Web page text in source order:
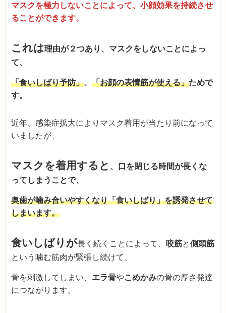
マスクを極力しないことによって、小顔効果を持続させ
ることができます。
これは理由が２つあり、マスクをしないことによっ
て、
「食いしばり予防」、「お顔の表情筋が使える」ためで
す。
近年、感染症拡大によりマスク着用が当たり前になって
いましたが、
マスクを着用すると 、口を閉じる時間が長くな
ってしまうことで、
奥歯が噛み合いやすくなり「食いしばり」を誘発させて
しまいます。
食いしばりが長く続くことによって、 咬筋と側頭筋
という噛む筋肉が緊張し続けて、
骨を刺激してしまい、 エラ骨やこめかみの骨の厚さ発達
につながります。